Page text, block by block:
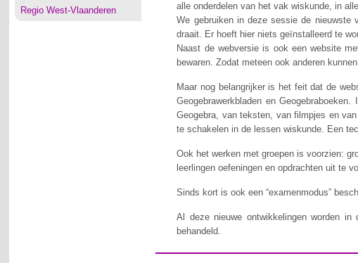
Regio West-Vlaanderen
alle onderdelen van het vak wiskunde, in
We gebruiken in deze sessie de nieuwste
draait. Er hoeft hier niets geïnstalleerd te
Naast de webversie is ook een website
bewaren. Zodat meteen ook anderen
Maar nog belangrijker is het feit dat de
Geogebrawerkbladen en
Geogebra, van teksten, van filmpjes en
te schakelen in de lessen wiskunde. Een
Ook het werken met groepen is voorzien:
leerlingen oefeningen en opdrachten uit te
Sinds kort is ook een “examenmodus”
Al deze nieuwe ontwikkelingen worden
behandeld.